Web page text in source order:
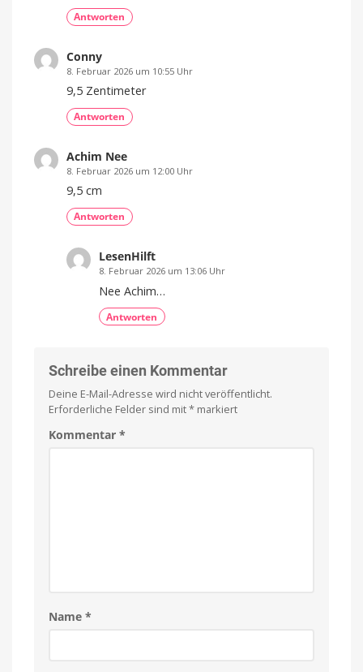
Antworten
Conny
8. Februar 2026 um 10:55 Uhr
9,5 Zentimeter
Antworten
Achim Nee
8. Februar 2026 um 12:00 Uhr
9,5 cm
Antworten
LesenHilft
8. Februar 2026 um 13:06 Uhr
Nee Achim…
Antworten
Schreibe einen Kommentar
Deine E-Mail-Adresse wird nicht veröffentlicht.
Erforderliche Felder sind mit* markiert
Kommentar *
Name *